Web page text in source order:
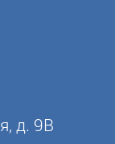
д. 9В